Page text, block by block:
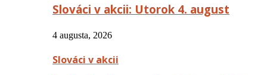
Slováci v akcii: Utorok 4. august
4 augusta, 2026
Slováci v akcii